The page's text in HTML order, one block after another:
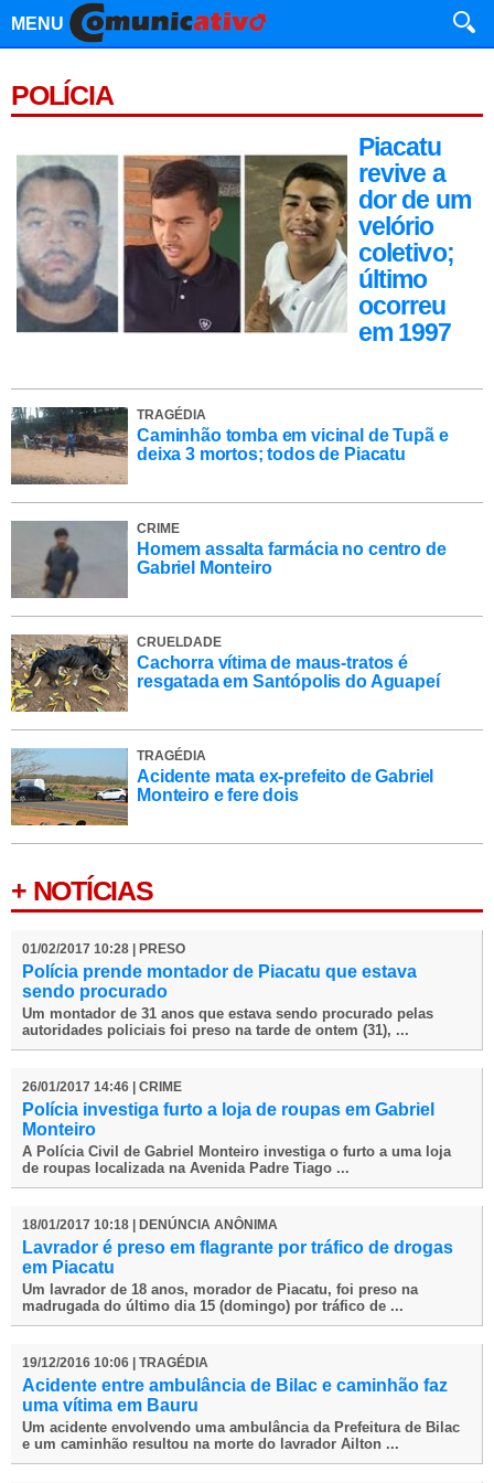
MENU
POLÍCIA
Piacatu
revive a
dor de um
velório
coletivo;
último
ocorreu
em 1997
TRAGÉDIA
Caminhão tomba em vicinal de Tupã e
deixa 3 mortos; todos de Piacatu
CRIME
Homem assalta farmácia no centro de
Gabriel Monteiro
CRUELDADE
Cachorra vítima de maus-tratos é
resgatada em Santópolis do Aguapeí
TRAGÉDIA
Acidente mata ex-prefeito de Gabriel
Monteiro e fere dois
+ NOTÍCIAS
01/02/2017 10:28 | PRESO
Polícia prende montador de Piacatu que estava
sendo procurado
Um montador de 31 anos que estava sendo procurado pelas
autoridades policiais foi preso na tarde de ontem (31), ...
26/01/2017 14:46 | CRIME
Polícia investiga furto a loja de roupas em Gabriel
Monteiro
A Polícia Civil de Gabriel Monteiro investiga o furto a uma loja
de roupas localizada na Avenida Padre Tiago ...
18/01/2017 10:18 | DENÚNCIA ANÔNIMA
Lavrador é preso em flagrante por tráfico de drogas
em Piacatu
Um lavrador de 18 anos, morador de Piacatu, foi preso na
madrugada do último dia 15 (domingo) por tráfico de ...
19/12/2016 10:06 | TRAGÉDIA
Acidente entre ambulância de Bilac e caminhão faz
uma vítima em Bauru
Um acidente envolvendo uma ambulância da Prefeitura de Bilac
e um caminhão resultou na morte do lavrador Ailton ...